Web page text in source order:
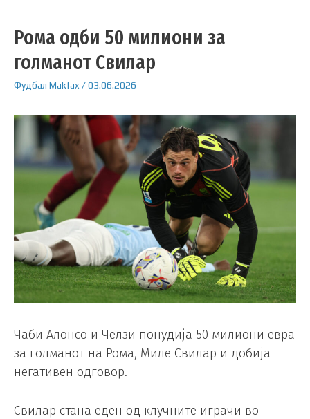
Рома одби 50 милиони за
голманот Свилар
Фудбал Makfax/03.06.2026
Чаби Алонсо и Челзи понудија 50 милиони евра
за голманот на Рома, Миле Свилар и добија
негативен одговор.
Свилар стана еден од клучните играчи во